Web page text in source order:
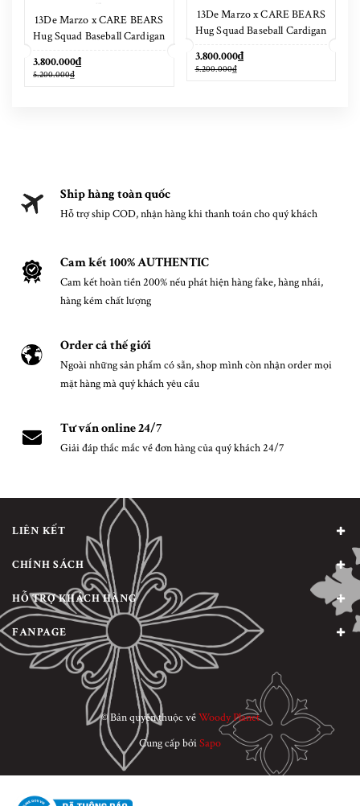
13De Marzo x CARE BEARS
Hug Squad Baseball Cardigan
3.800.000₫
5.200.000₫
13De Marzo x CARE BEARS
Hug Squad Baseball Cardigan
3.800.000₫
5.200.000₫
Ship hàng toàn quốc
Hỗ trợ ship COD, nhận hàng khi thanh toán cho quý khách
Cam kết 100% AUTHENTIC
Cam kết hoàn tiền 200% nếu phát hiện hàng fake, hàng nhái,
hàng kém chất lượng
Order cả thế giới
Ngoài những sản phẩm có sẵn, shop mình còn nhận order mọi
mặt hàng mà quý khách yêu cầu
Tư vấn online 24/7
Giải đáp thắc mắc về đơn hàng của quý khách 24/7
LIÊN KẾT
CHÍNH SÁCH
HỖ TRỢ KHÁCH HÀNG
FANPAGE
© Bản quyền thuộc vềWoody Planet
Cung cấp bởiSapo